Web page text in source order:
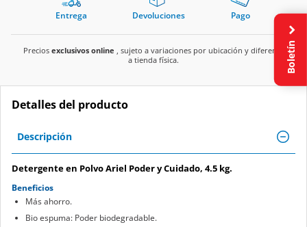
Entrega Devoluciones Pago
Precios exclusivos online , sujeto a variaciones por ubicación y diferente
a tienda física.
Detalles del producto
Descripción
Detergente en Polvo Ariel Poder y Cuidado, 4.5 kg.
Beneficios
Más ahorro.
Bio espuma: Poder biodegradable.
Boletín